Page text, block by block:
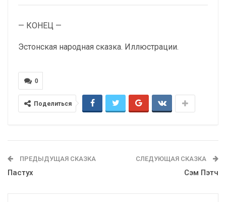
— КОНЕЦ —
Эстонская народная сказка. Иллюстрации.
0
Поделиться
ПРЕДЫДУЩАЯ СКАЗКА
Пастух
СЛЕДУЮЩАЯ СКАЗКА
Сэм Пэтч